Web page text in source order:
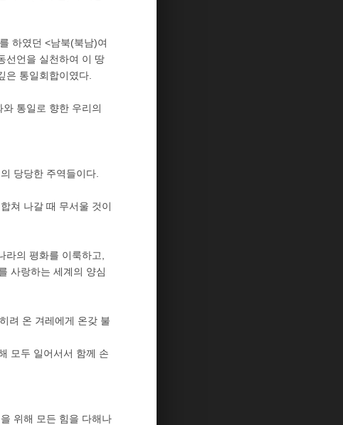
하였던 <남북(북남)여
선언을 실천하여 이 땅
은 통일회합이였다.
통일로 향한 우리의
당당한 주역들이다.
쳐 나갈 때 무서울 것이
의 평화를 이룩하고,
사랑하는 세계의 양심
려 온 겨레에게 온갖 불
모두 일어서서 함께 손
위해 모든 힘을 다해나